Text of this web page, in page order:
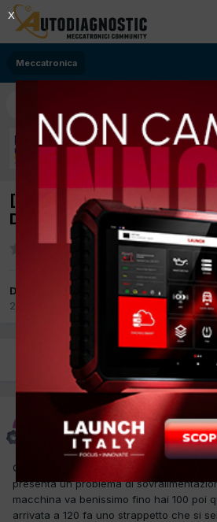
Meccatronica
[Nissan Qashqai 0/07
Diesel] Strattona + P2263
Da marcopetillo00
21 Gennaio 2019
Pagina 1 di 2
marcopetillo00
Inviato21 Gennaio 2019
Ciao ragazzi ho un problema in officina
presenta un problema di
macchina va benissimo fino hai 100 poi
arrivata a 120 fa uno strappetto che si
X